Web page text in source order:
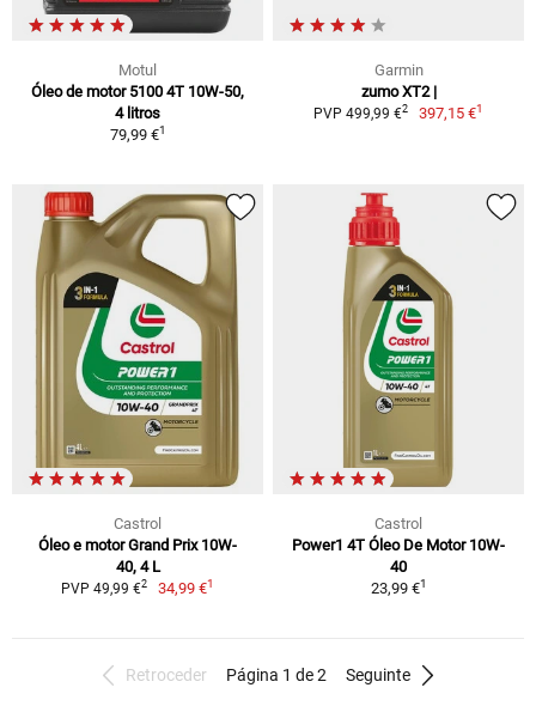
Motul
Óleo de motor 5100 4T 10W-50,
4 litros
79,99 €1
Garmin
zumo XT2 |
PVP 499,99 €2 397,15 €1
Castrol
Óleo e motor Grand Prix 10W-
40, 4 L
PVP 49,99 €2 34,99 €1
Castrol
Power1 4T Óleo De Motor 10W-
40
23,99 €1
Retroceder Página 1 de 2 Seguinte